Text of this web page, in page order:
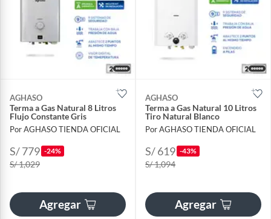
AGHASO
Terma a Gas Natural 8 Litros
Flujo Constante Gris
Por AGHASO TIENDA OFICIAL
S/ 779 -24%
S/ 1,029
Agregar
AGHASO
Terma a Gas Natural 10 Litros
Tiro Natural Blanco
Por AGHASO TIENDA OFICIAL
S/ 619 -43%
S/ 1,094
Agregar